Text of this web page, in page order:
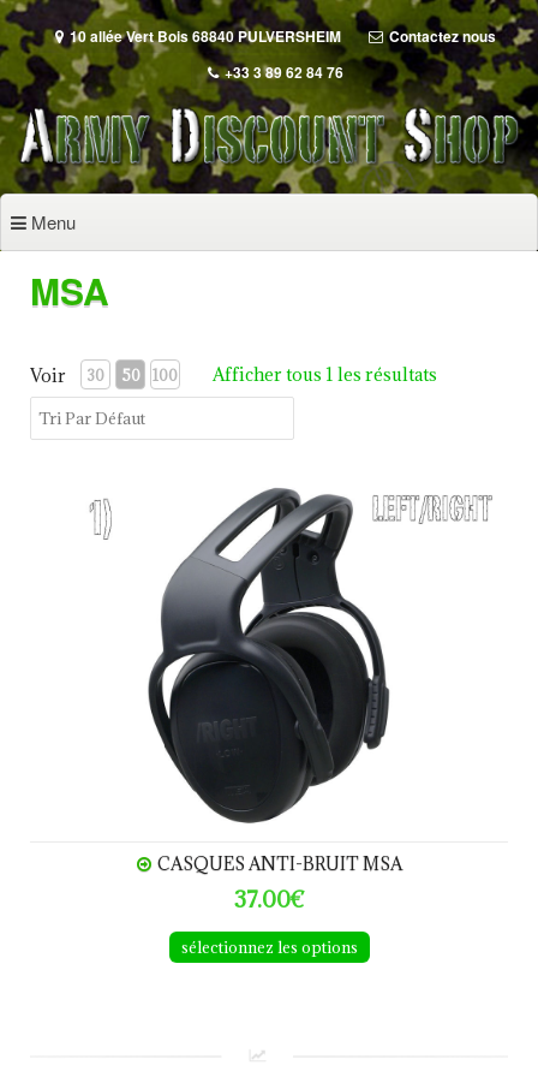
Aller
contenu
principal
10 allée Vert Bois 68840 PULVERSHEIM
Contactez nous
+33 3 89 62 84 76
Menu
MSA
Voir 30 50 100 Afficher tous 1 les résultats
CASQUES ANTI-BRUIT MSA
CASQUES ANTI-BRUIT MSA
37.00€
sélectionnez les options